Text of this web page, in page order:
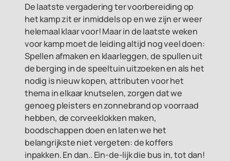
De laatste vergadering ter voorbereiding op
het kamp zit er inmiddels op en we zijn er weer
helemaal klaar voor! Maar in de laatste weken
voor kamp moet de leiding altijd nog veel doen:
Spellen afmaken en klaarleggen, de spullen uit
de berging in de speeltuin uitzoeken en als het
nodig is nieuw kopen, attributen voor het
thema in elkaar knutselen, zorgen dat we
genoeg pleisters en zonnebrand op voorraad
hebben, de corveeklokken maken,
boodschappen doen en laten we het
belangrijkste niet vergeten: de koffers
inpakken. En dan.. Ein-de-lijk die bus in, tot dan!